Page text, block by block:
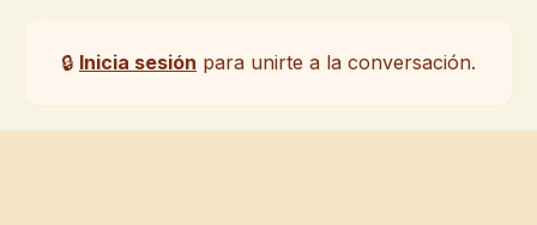
🔒 Inicia sesión para unirte a la conversación.